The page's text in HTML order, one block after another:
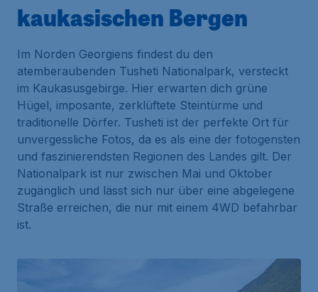
kaukasischen Bergen
Im Norden Georgiens findest du den
atemberaubenden Tusheti Nationalpark, versteckt
im Kaukasusgebirge. Hier erwarten dich grüne
Hügel, imposante, zerklüftete Steintürme und
traditionelle Dörfer. Tusheti ist der perfekte Ort für
unvergessliche Fotos, da es als eine der fotogensten
und faszinierendsten Regionen des Landes gilt. Der
Nationalpark ist nur zwischen Mai und Oktober
zugänglich und lässt sich nur über eine abgelegene
Straße erreichen, die nur mit einem 4WD befahrbar
ist.